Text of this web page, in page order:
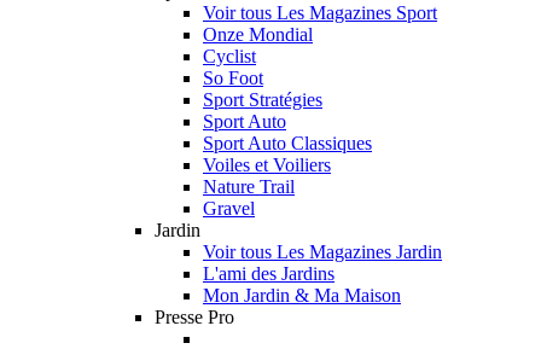
Voir tous Les Magazines Sport
Onze Mondial
Cyclist
So Foot
Sport Stratégies
Sport Auto
Sport Auto Classiques
Voiles et Voiliers
Nature Trail
Gravel
Jardin
Voir tous Les Magazines Jardin
L'ami des Jardins
Mon Jardin & Ma Maison
Presse Pro